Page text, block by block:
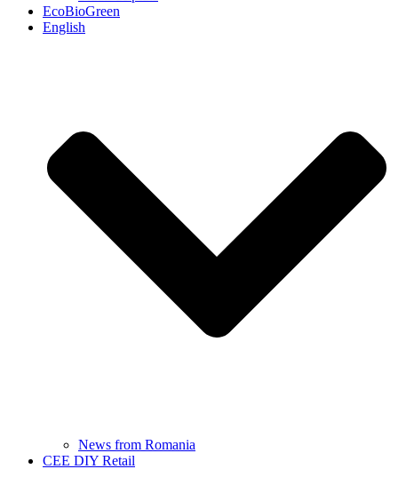
EcoBioGreen
English
News from Romania
CEE DIY Retail